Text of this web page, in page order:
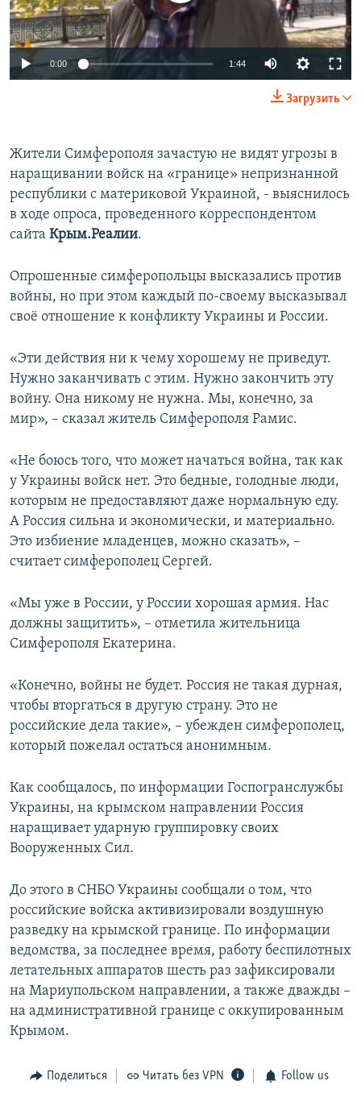
ПОБЕДИТЕЛЕЙ НЕ СУДЯТ?
КРЫМ.НЕПОКОРЕННЫЙ
ПРИСОЕДИНЯЙТЕСЬ!
0:00 1:44
Загрузить
Жители Симферополя зачастую не видят угрозы в
наращивании войск на «границе» непризнанной
республики с материковой Украиной, - выяснилось
в ходе опроса, проведенного корреспондентом
сайта Крым.Реалии.
Опрошенные симферопольцы высказались против
войны, но при этом каждый по-своему высказывал
своё отношение к конфликту Украины и России.
«Эти действия ни к чему хорошему не приведут.
Нужно заканчивать с этим. Нужно закончить эту
войну. Она никому не нужна. Мы, конечно, за
мир», – сказал житель Симферополя Рамиc.
«Не боюсь того, что может начаться война, так как
у Украины войск нет. Это бедные, голодные люди,
которым не предоставляют даже нормальную еду.
А Россия сильна и экономически, и материально.
Это избиение младенцев, можно сказать», –
считает симферополец Сергей.
«Мы уже в России, у России хорошая армия. Нас
должны защитить», – отметила жительница
Симферополя Екатерина.
«Конечно, войны не будет. Россия не такая дурная,
чтобы вторгаться в другую страну. Это не
российские дела такие», – убежден симферополец,
который пожелал остаться анонимным.
Как сообщалось, по информации Госпогранслужбы
Украины, на крымском направлении Россия
наращивает ударную группировку своих
Вооруженных Сил.
До этого в СНБО Украины сообщали о том, что
российские войска активизировали воздушную
разведку на крымской границе. По информации
ведомства, за последнее время, работу беспилотных
летательных аппаратов шесть раз зафиксировали
на Мариупольском направлении, а также дважды –
на административной границе с оккупированным
Крымом.
Поделиться Читать без VPN Follow us